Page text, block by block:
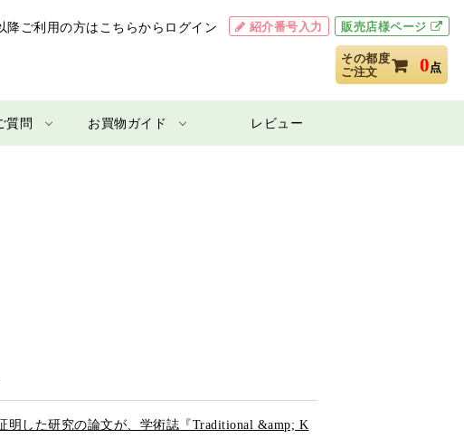
降ご利用の方はこちらからログイン 紹介番号入力 販売店様ページ
その都度
ご注文
0 点
質問 お買物ガイド レビュー
した研究の論文が、学術誌『Traditional &amp; K